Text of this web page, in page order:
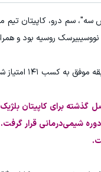
روسیه بود و
گذشته برای کاپیتان
شیمی‌درمانی قرار گرفت.
سپرده خود را دریافت